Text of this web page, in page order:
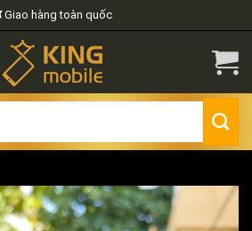
Giao hàng toàn quốc